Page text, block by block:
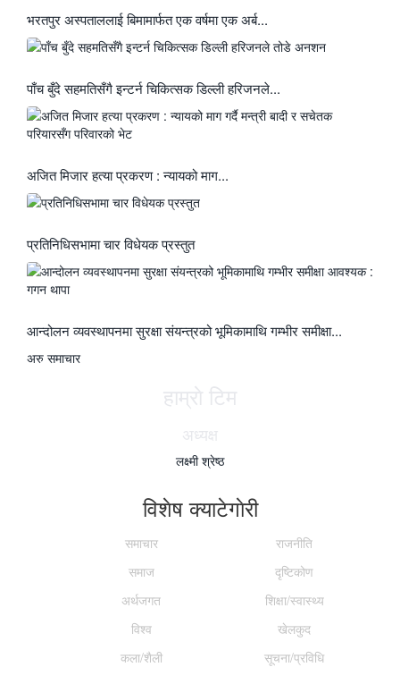
भरतपुर अस्पताललाई बिमामार्फत एक वर्षमा एक अर्ब...
पाँच बुँदे सहमतिसँगै इन्टर्न चिकित्सक डिल्ली हरिजनले...
अजित मिजार हत्या प्रकरण : न्यायको माग...
प्रतिनिधिसभामा चार विधेयक प्रस्तुत
आन्दोलन व्यवस्थापनमा सुरक्षा संयन्त्रको भूमिकामाथि गम्भीर समीक्षा...
अरु समाचार
हाम्राे टिम
अध्यक्ष
लक्ष्मी श्रेष्ठ
विशेष क्याटेगाेरी
समाचार
राजनीति
समाज
दृष्टिकोण
अर्थजगत
शिक्षा/स्वास्थ्य
विश्व
खेलकुद
कला/शैली
सूचना/प्रविधि